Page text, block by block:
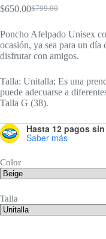
$799.00
El
original
era:
$799.00.
$650.00El
actual
es:
$650.00.
Poncho Afelpado Unisex
ocasión, ya sea para un día
disfrutar con amigos.
Talla: Unitalla; Es una
puede adecuarse a
Talla G (38).
Hasta 12 pagos
Saber más
Color
Talla